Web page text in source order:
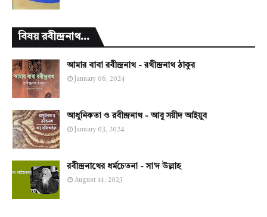
বিষয় রবীন্দ্রনাথ...
আমার বাবা রবীন্দ্রনাথ - রথীন্দ্রনাথ ঠাকুর
January 06, 2024
আধুনিকতা ও রবীন্দ্রনাথ - আবু সয়ীদ আইয়ুব
January 03, 2024
রবীন্দ্রনাথের ধর্মচেতনা - সা'দ উল্লাহ
August 14, 2023